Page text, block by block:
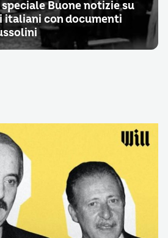
Buone notizie su
con documenti